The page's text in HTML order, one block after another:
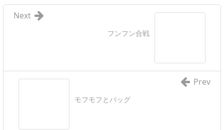
フンフン合戦
Next
モフモフとバッグ
Prev